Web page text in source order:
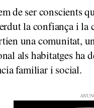
de ser conscients
la confiança i la
una comunitat,
als habitatges ha
familiar i social.